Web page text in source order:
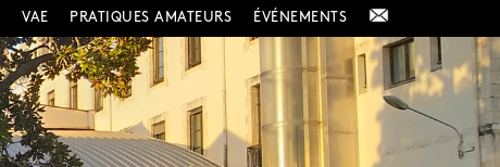
VAE PRATIQUES AMATEURS ÉVÉNEMENTS